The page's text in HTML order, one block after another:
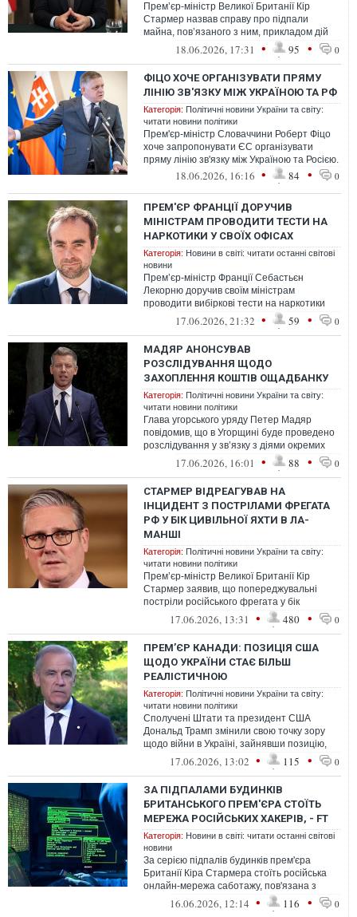
Прем’єр-міністр Великої Британії Кір
Стармер назвав справу про підпали
майна, пов’язаного з ним, прикладом дій
зловмисників, які намагаються використа...
18.06.2026, 17:31 • 95 • 0
ФІЦО ХОЧЕ ОРГАНІЗУВАТИ ПРЯМУ
ЛІНІЮ ЗВ'ЯЗКУ МІЖ УКРАЇНОЮ ТА РФ
Категорія: Політичні новини України та світу:
читати новини політики
Прем'єр-міністр Словаччини Роберт Фіцо
хоче запропонувати ЄС організувати
пряму лінію зв'язку між Україною та Росією.
18.06.2026, 16:16 • 84 • 0
ПРЕМ'ЄР ФРАНЦІЇ ДОРУЧИВ
МІНІСТРАМ ПРОВОДИТИ ТЕСТИ НА
НАРКОТИКИ У СВОЇХ ОФІСАХ
Категорія: Новини в світі: читати останні світові
новини
Прем’єр-міністр Франції Себастьєн
Лекорню доручив своїм міністрам
проводити вибіркові тести на наркотики
серед своїх співробітників з метою
17.06.2026, 21:32 • 59 • 0
МАДЯР АНОНСУВАВ
РОЗСЛІДУВАННЯ ЩОДО
ЗАХОПЛЕННЯ КОШТІВ ОЩАДБАНКУ
Категорія: Політичні новини України та світу:
читати новини політики
Глава угорського уряду Петер Мадяр
повідомив, що в Угорщині буде проведено
розслідування у зв’язку з діями окремих
органів щодо захоплення українських...
17.06.2026, 16:01 • 88 • 0
СТАРМЕР ВІДРЕАГУВАВ НА
ІНЦИДЕНТ З ПОСТРІЛАМИ ФРЕГАТА
РФ У БІК ЦИВІЛЬНОЇ ЯХТИ В ЛА-
МАНШІ
Категорія: Політичні новини України та світу:
читати новини політики
Прем’єр-міністр Великої Британії Кір
Стармер заявив, що попереджувальні
постріли російського фрегата у бік
цивільної яхти в Ла-Манші були
17.06.2026, 13:31 • 480 • 0
ПРЕМ’ЄР КАНАДИ: ПОЗИЦІЯ США
ЩОДО УКРАЇНИ СТАЄ БІЛЬШ
РЕАЛІСТИЧНОЮ
Категорія: Політичні новини України та світу:
читати новини політики
Сполучені Штати та президент США
Дональд Трамп змінили свою точку зору
щодо війни в Україні, зайнявши позицію,
яку інші лідери країн G7 вважають більш...
17.06.2026, 13:02 • 115 • 0
ЗА ПІДПАЛАМИ БУДИНКІВ
БРИТАНСЬКОГО ПРЕМ'ЄРА СТОЇТЬ
МЕРЕЖА РОСІЙСЬКИХ ХАКЕРІВ, - FT
Категорія: Новини в світі: читати останні світові
новини
За серією підпалів будинків прем'єра
Британії Кіра Стармера стоїть російська
онлайн-мережа саботажу, пов'язана з
проросійськими хакерами.
16.06.2026, 12:14 • 116 • 0